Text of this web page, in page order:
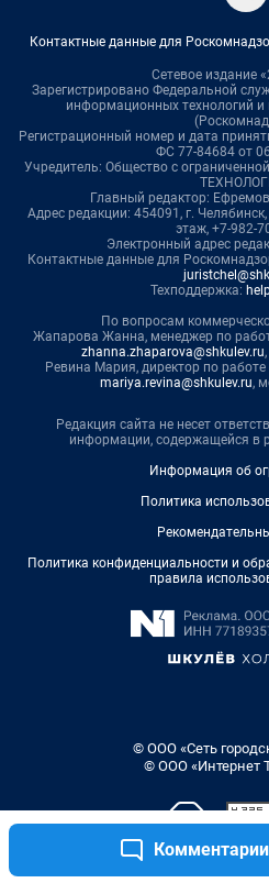
Комментарии
Контактные данные для
Сетевое издание
Зарегистрировано Федеральной
информационных технологий
Регистрационный номер и дата
ФС 77-84684 от
Учредитель: Общество с
Главный редактор:
Адрес редакции: 454091, г.
этаж, +7-982-
Электронный адрес
Контактные данные для
Техподдержка:
По вопросам
Жапарова Жанна, менеджер по
zhanna.zhaparova@shkulev.ru
Ревина Мария, директор по
mariya.revina@shkulev.ru,
Редакция сайта не несет
информации, содержащейся в
Информация об
Политика
Политика конфиденциальности и
правила
© ООО «Сеть
© ООО «Интернет